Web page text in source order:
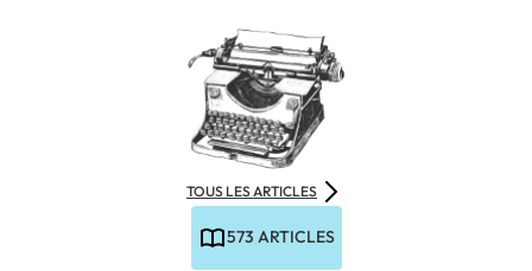
573 ARTICLES
TOUS LES ARTICLES